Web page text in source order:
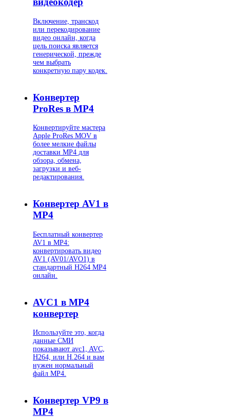
Включение, транскод
или перекодирование
видео онлайн, когда
цель поиска является
генерической, прежде
чем выбрать
конкретную пару кодек.
Конвертер
ProRes в MP4
Конвертируйте мастера
Apple ProRes MOV в
более мелкие файлы
доставки MP4 для
обзора, обмена,
загрузки и веб-
редактирования.
Конвертер AV1 в
MP4
Бесплатный конвертер
AV1 в MP4:
конвертировать видео
AV1 (AV01/AVO1) в
стандартный H264 MP4
онлайн.
AVC1 в MP4
конвертер
Используйте это, когда
данные СМИ
показывают avc1, AVC,
H264, или H.264 и вам
нужен нормальный
файл MP4.
Конвертер VP9 в
MP4